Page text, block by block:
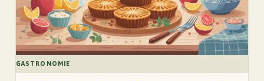
GASTRONOMIE